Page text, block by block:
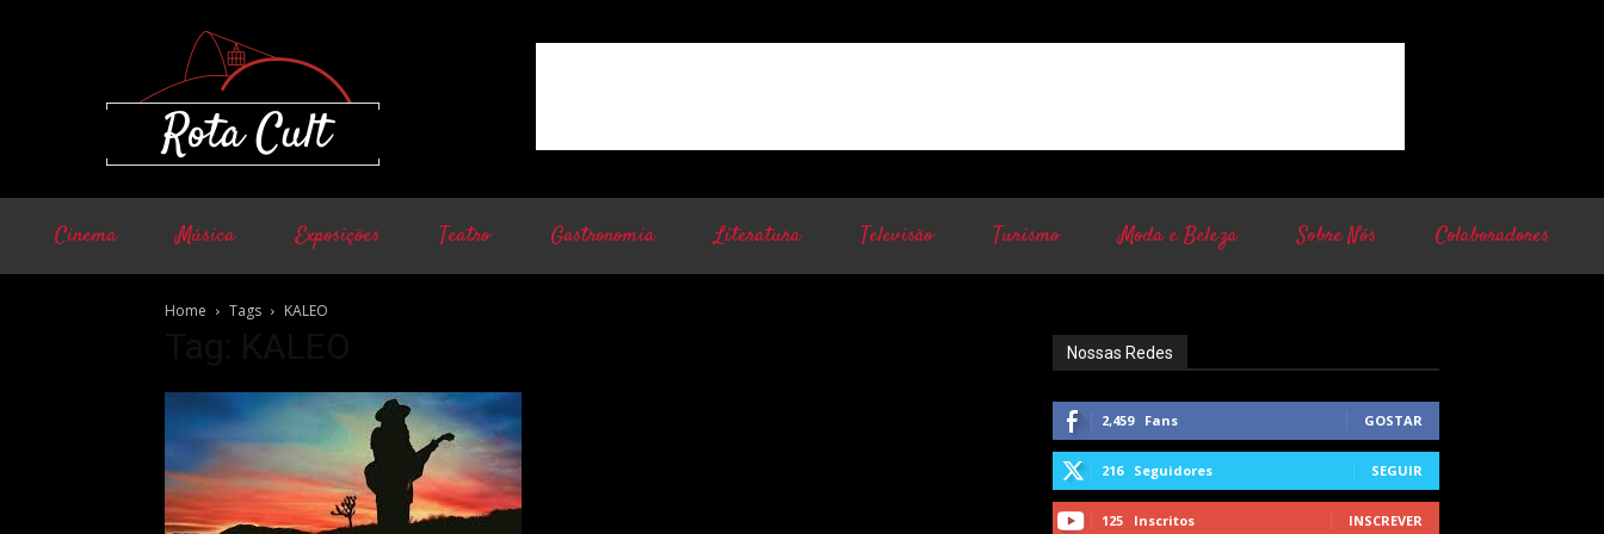
Cinema Música Exposições Teatro Gastronomia Literatura Televisão Turismo Moda e Beleza Sobre Nós Colaboradores
Home Tags KALEO
Nossas Redes
2,459 Fans GOSTAR
216 Seguidores SEGUIR
125 Inscritos INSCREVER